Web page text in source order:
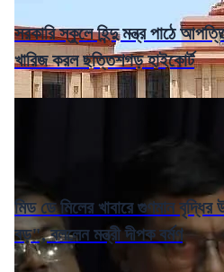
সরকারি স্কুলে হিন্দু মন্ত্র পাঠে
খারিজ করল ছত্তিশগড় হাইকোর্ট
মিড ডে মিলের খাবারে গুণমান
বড়", বললেন মন্ত্রী দীপক বর্মণ